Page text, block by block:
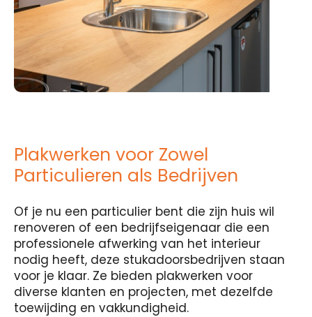
Plakwerken voor Zowel
Particulieren als Bedrijven
Of je nu een particulier bent die zijn huis wil
renoveren of een bedrijfseigenaar die een
professionele afwerking van het interieur
nodig heeft, deze stukadoorsbedrijven staan
voor je klaar. Ze bieden plakwerken voor
diverse klanten en projecten, met dezelfde
toewijding en vakkundigheid.